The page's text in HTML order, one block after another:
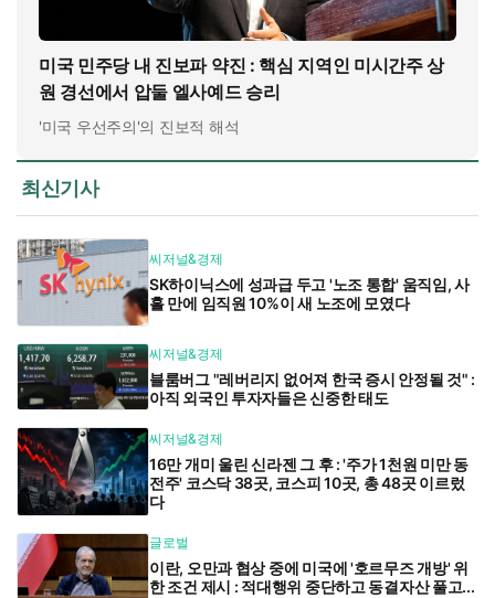
미국 민주당 내 진보파 약진 : 핵심 지역인 미시간주 상
원 경선에서 압둘 엘사예드 승리
'미국 우선주의'의 진보적 해석
최신기사
씨저널&경제
SK하이닉스에 성과급 두고 '노조 통합' 움직임, 사
흘 만에 임직원 10%이 새 노조에 모였다
씨저널&경제
블룸버그 "레버리지 없어져 한국 증시 안정될 것" :
아직 외국인 투자자들은 신중한 태도
씨저널&경제
16만 개미 울린 신라젠 그 후 : '주가 1천원 미만 동
전주' 코스닥 38곳, 코스피 10곳, 총 48곳 이르렀
다
글로벌
이란, 오만과 협상 중에 미국에 '호르무즈 개방' 위
한 조건 제시 : 적대행위 중단하고 동결자산 풀고...